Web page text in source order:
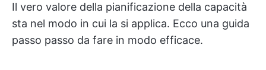
Il vero valore della pianificazione della capacità
sta nel modo in cui la si applica. Ecco una guida
passo passo da fare in modo efficace.